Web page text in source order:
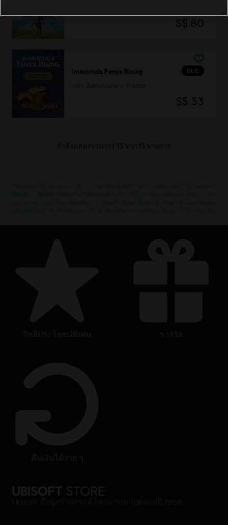
S$ 80
DLC
Immortals Fenyx Rising
S$ 33
กำลังแสดงรายการ 13 จาก 13 รายการ